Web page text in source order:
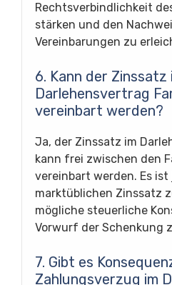
Rechtsverbindlichkeit
stärken und den
Vereinbarungen zu
6. Kann der Zinssatz
Darlehensvertrag
vereinbart werden?
Ja, der Zinssatz im
kann frei zwischen den
vereinbart werden. Es
marktüblichen Zinssatz
mögliche steuerliche
Vorwurf der Schenkung
7. Gibt es
Zahlungsverzug im